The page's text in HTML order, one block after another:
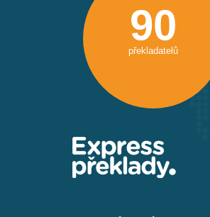
90
překladatelů